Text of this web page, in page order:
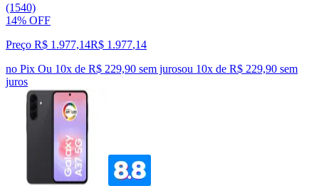
(1540)
14% OFF
Preço R$ 1.977,14R$ 1.977,14
no Pix Ou 10x de R$ 229,90 sem jurosou 10x de R$ 229,90 sem
juros